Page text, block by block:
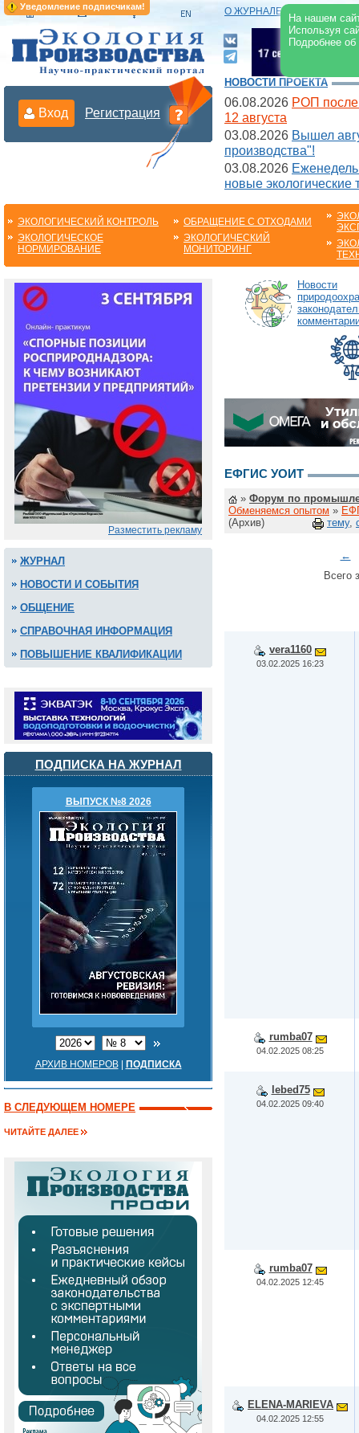
Уведомление подписчикам!
На нашем
Используя
Подробнее
О ЖУРНАЛЕ |
Вход Регистрация
НОВОСТИ ПРОЕКТА
06.08.2026 РОП после
12 августа
03.08.2026 Вышел
производства"!
03.08.2026
новые экологические
ЭКОЛОГИЧЕСКИЙ КОНТРОЛЬ
ЭКОЛОГИЧЕСКОЕ
НОРМИРОВАНИЕ
ОБРАЩЕНИЕ С ОТХОДАМИ
ЭКОЛОГИЧЕСКИЙ
МОНИТОРИНГ
Разместить рекламу
ЖУРНАЛ
НОВОСТИ И СОБЫТИЯ
ОБЩЕНИЕ
СПРАВОЧНАЯ ИНФОРМАЦИЯ
ПОВЫШЕНИЕ КВАЛИФИКАЦИИ
ПОДПИСКА НА ЖУРНАЛ
ВЫПУСК №8 2026
АРХИВ НОМЕРОВ| ПОДПИСКА
В СЛЕДУЮЩЕМ НОМЕРЕ
ЧИТАЙТЕ ДАЛЕЕ
Новости
ЕФГИС УОИТ
» Форум по
Обменяемся опытом »
(Архив)
тему,
←
Всего
vera1160
03.02.2025 16:23
rumba07
04.02.2025 08:25
lebed75
04.02.2025 09:40
rumba07
04.02.2025 12:45
ELENA-MARIEVA
04.02.2025 12:55